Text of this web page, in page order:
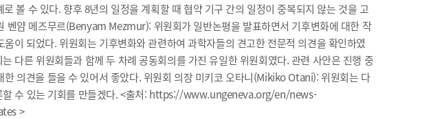
볼 수 있다. 향후 8년의 일정을 계획할 때 협약 기구 간의 일정이 중복되지 않는 것을 고
벤얌 메즈무르(Benyam Mezmur): 위원회가 일반논평을 발표하면서 기후변화에 대한 작
이 되었다. 위원회는 기후변화와 관련하여 과학자들의 견고한 전문적 의견을 확인하였
다른 위원회들과 함께 두 차례 공동회의를 가진 유일한 위원회였다. 관련 사안은 진행 중
의견을 들을 수 있어서 좋았다. 위원회 의장 미키코 오타니(Mikiko Otani): 위원회는 다
할 수 있는 기회를 만들겠다. <출처: https://www.ungeneva.org/en/news-
>